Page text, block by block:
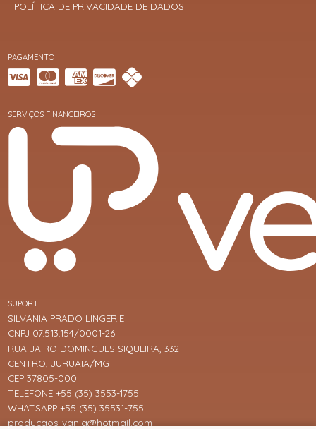
PAGAMENTO
SERVIÇOS FINANCEIROS
SUPORTE
SILVANIA PRADO LINGERIE
CNPJ 07.513.154/0001-26
RUA JAIRO DOMINGUES SIQUEIRA, 332
CENTRO, JURUAIA/MG
CEP 37805-000
TELEFONE +55 (35) 3553-1755
WHATSAPP +55 (35) 35531-755
producaosilvania@hotmail.com
POLÍTICA DE PRIVACIDADE DE DADOS